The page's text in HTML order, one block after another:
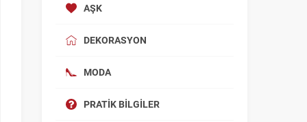
AŞK
DEKORASYON
MODA
PRATIK BILGILER